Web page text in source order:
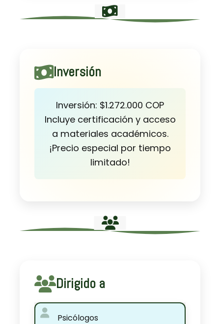
Inversión
Inversión: $1.272.000 COP
Incluye certificación y acceso
a materiales académicos.
¡Precio especial por tiempo
limitado!
Dirigido a
Psicólogos